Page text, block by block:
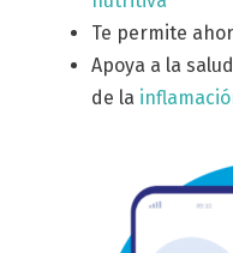
Te permite
Apoya a la
de la